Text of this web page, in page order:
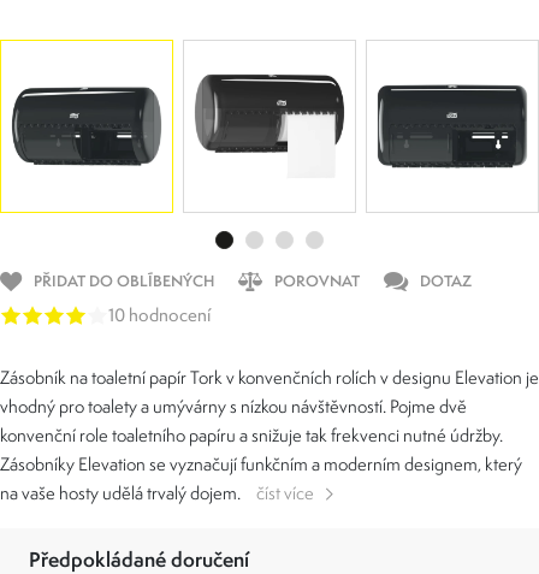
PŘIDAT DO OBLÍBENÝCH POROVNAT DOTAZ
10 hodnocení
Zásobník na toaletní papír Tork v konvenčních rolích v designu Elevation je
vhodný pro toalety a umývárny s nízkou návštěvností. Pojme dvě
konvenční role toaletního papíru a snižuje tak frekvenci nutné údržby.
Zásobníky Elevation se vyznačují funkčním a moderním designem, který
na vaše hosty udělá trvalý dojem.
číst více
Předpokládané doručení